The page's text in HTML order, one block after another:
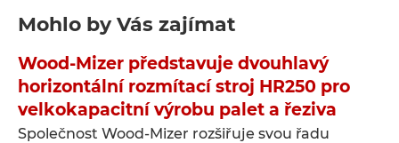
Mohlo by Vás zajímat
Wood-Mizer představuje dvouhlavý
horizontální rozmítací stroj HR250 pro
velkokapacitní výrobu palet a řeziva
Společnost Wood-Mizer rozšiřuje svou řadu